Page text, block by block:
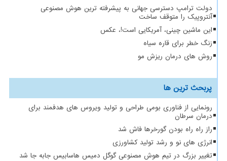
دولت ترامپ دسترسی جهانی به پیشرفته ترین هوش مصنوعی
آنتروپیک را متوقف ساخت
این ماشین چینی، آمریکایی است!، عکس
زنگ خطر برای قاره سیاه
روش های درمان ریزش مو
پربحث ترین ها
رونمایی از فناوری بومی طراحی و تولید ویروس های هدفمند برای
درمان سرطان
راز راه راه بودن گورخرها فاش شد
انرژی های نو و رشد تولید کشاورزی
تغییر بزرگ در تیم هوش مصنوعی گوگل دمیس هاسابیس جابه جا شد